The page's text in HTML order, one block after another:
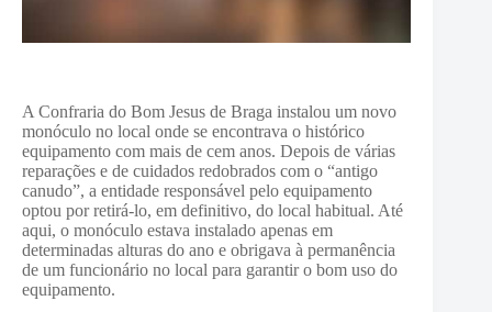
A Confraria do Bom Jesus de Braga instalou um novo
monóculo no local onde se encontrava o histórico
equipamento com mais de cem anos. Depois de várias
reparações e de cuidados redobrados com o “antigo
canudo”, a entidade responsável pelo equipamento
optou por retirá-lo, em definitivo, do local habitual. Até
aqui, o monóculo estava instalado apenas em
determinadas alturas do ano e obrigava à permanência
de um funcionário no local para garantir o bom uso do
equipamento.